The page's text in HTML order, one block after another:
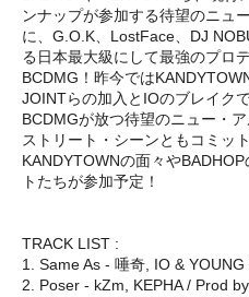
ンナップが参加する待望のニュ
に、G.O.K、LostFace、DJ
る日本最大級にして最強のプロ
BCDMG！昨今では
JOINTらの加入とIOのブレイク
BCDMGが放つ待望のニュー・
ストリート・シーンともコミッ
KANDYTOWNの面々や
トたちが参加予定！
TRACK LIST :
1. Same As - 唾奇, IO &
2. Poser - kZm, KEPHA / Prod